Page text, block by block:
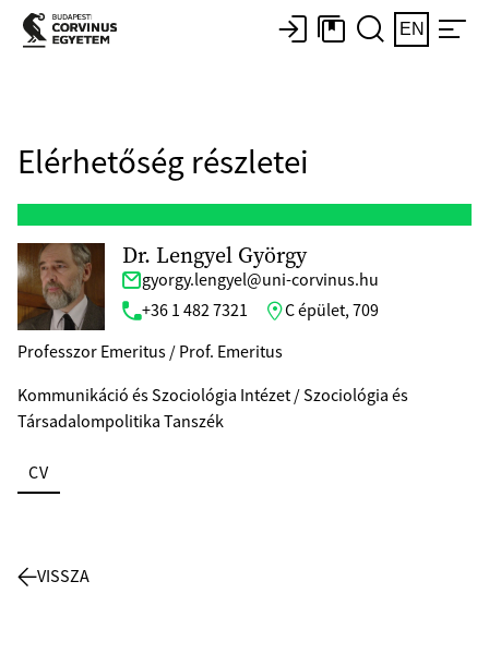
EN
Elérhetőség részletei
Dr. Lengyel György
gyorgy.lengyel@uni-corvinus.hu
+36 1 482 7321
C épület, 709
Professzor Emeritus / Prof. Emeritus
Kommunikáció és Szociológia Intézet / Szociológia és
Társadalompolitika Tanszék
CV
VISSZA